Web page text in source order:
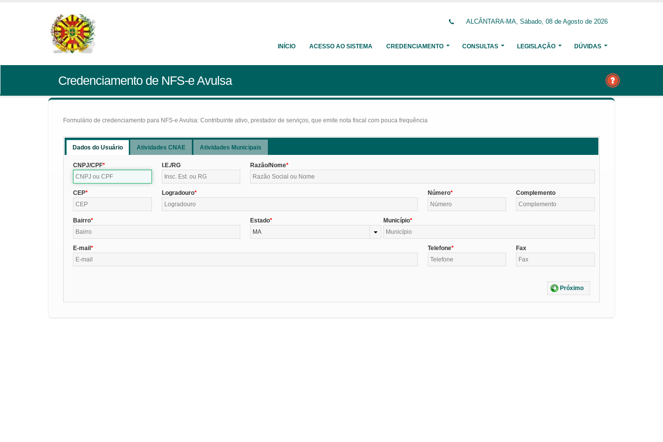
ALCÂNTARA-MA, Sábado, 08 de Agosto de 2026
INÍCIO ACESSO AO SISTEMA CREDENCIAMENTO CONSULTAS LEGISLAÇÃO DÚVIDAS
Credenciamento de NFS-e Avulsa
Formulário de credenciamento para NFS-e Avulsa: Contribuinte ativo, prestador de serviços, que emite nota fiscal com pouca frequência
Dados do Usuário Atividades CNAE Atividades Municipais
CNPJ/CPF I.E./RG Razão/Nome
CEP Logradouro Número Complemento
Bairro
Estado
MA
Município
E-mail Telefone Fax
Próximo